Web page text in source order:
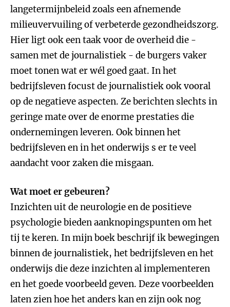
langetermijnbeleid zoals een afnemende
milieuvervuiling of verbeterde gezondheidszorg.
Hier ligt ook een taak voor de overheid die -
samen met de journalistiek - de burgers vaker
moet tonen wat er wél goed gaat. In het
bedrijfsleven focust de journalistiek ook vooral
op de negatieve aspecten. Ze berichten slechts in
geringe mate over de enorme prestaties die
ondernemingen leveren. Ook binnen het
bedrijfsleven en in het onderwijs s er te veel
aandacht voor zaken die misgaan.
Wat moet er gebeuren?
Inzichten uit de neurologie en de positieve
psychologie bieden aanknopingspunten om het
tij te keren. In mijn boek beschrijf ik bewegingen
binnen de journalistiek, het bedrijfsleven en het
onderwijs die deze inzichten al implementeren
en het goede voorbeeld geven. Deze voorbeelden
laten zien hoe het anders kan en zijn ook nog